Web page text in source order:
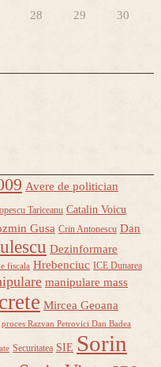
28 29
30
Avere de politician
Tariceanu Catalin Voicu
Gusa Crin Antonescu Dan
Dezinformare
fiscala Hrebenciuc ICE Dunarea
manipulare mass
Mircea Geoana
proces Razvan Petrovici Dan Badea
Securitatea SIE Sorin